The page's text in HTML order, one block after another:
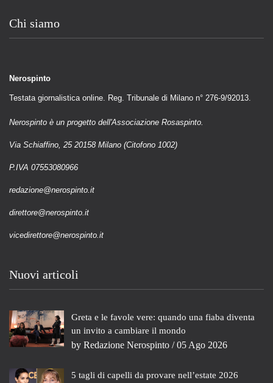
Chi siamo
Nerospinto
Testata giornalistica online. Reg. Tribunale di Milano n° 276-9/92013.
Nerospinto è un progetto dell'Associazione Rosaspinto.
Via Schiaffino, 25 20158 Milano (Citofono 1002)
P.IVA 07553080966
redazione@nerospinto.it
direttore@nerospinto.it
vicedirettore@nerospinto.it
Nuovi articoli
Greta e le favole vere: quando una fiaba diventa
un invito a cambiare il mondo
by Redazione Nerospinto / 05 Ago 2026
5 tagli di capelli da provare nell’estate 2026